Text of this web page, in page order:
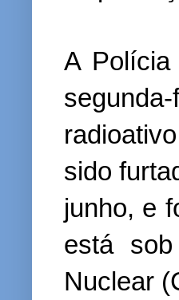
A
sido
junho, e
está
Nuclear